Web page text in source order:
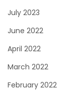
July 2023
June 2022
April 2022
March 2022
February 2022